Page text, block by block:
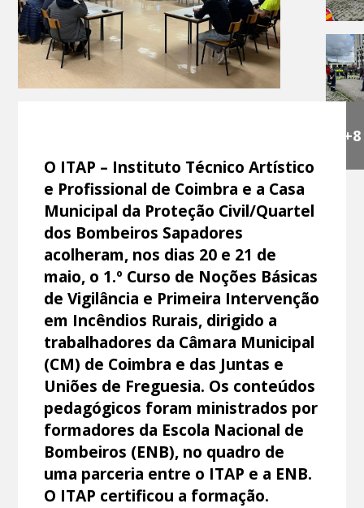
+8
O ITAP – Instituto Técnico Artístico
e Profissional de Coimbra e a Casa
Municipal da Proteção Civil/Quartel
dos Bombeiros Sapadores
acolheram, nos dias 20 e 21 de
maio, o 1.º Curso de Noções Básicas
de Vigilância e Primeira Intervenção
em Incêndios Rurais, dirigido a
trabalhadores da Câmara Municipal
(CM) de Coimbra e das Juntas e
Uniões de Freguesia. Os conteúdos
pedagógicos foram ministrados por
formadores da Escola Nacional de
Bombeiros (ENB), no quadro de
uma parceria entre o ITAP e a ENB.
O ITAP certificou a formação.